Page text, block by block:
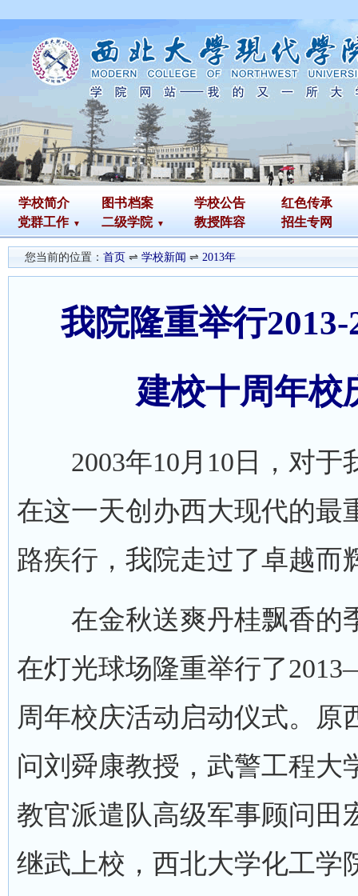
学校简介 图书档案 学校公告
红色传承
党群工作
二级学院 教授阵容 招生专网
您当前的位置： 首页 ⇌ 学校新闻 ⇌ 2013年
我院隆重举行
建校十周年校
2003年10月10日，对于
在这一天创办西大现代的最
路疾行，我院走过了卓越而
在金秋送爽丹桂飘香的季
在灯光球场隆重举行了
周年校庆活动启动仪式。原
问刘舜康教授，武警工程大
教官派遣队高级军事顾问田
继武上校，西北大学化工学